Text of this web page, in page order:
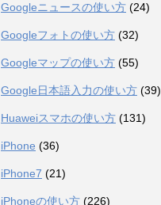
Googleニュースの使い方 (24)
Googleフォトの使い方 (32)
Googleマップの使い方 (55)
Google日本語入力の使い方 (39)
Huaweiスマホの使い方 (131)
iPhone (36)
iPhone7 (21)
iPhoneの使い方 (226)